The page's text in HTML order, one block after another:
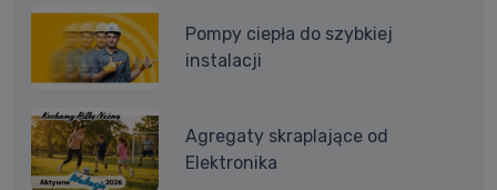
Pompy ciepła do szybkiej
instalacji
Agregaty skraplające od
Elektronika